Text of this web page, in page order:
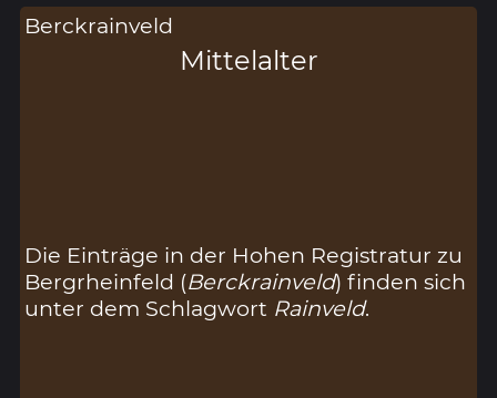
Berckrainveld
Mittelalter
Die Einträge in der Hohen Registratur zu
Bergrheinfeld (Berckrainveld) finden sich
unter dem Schlagwort Rainveld.